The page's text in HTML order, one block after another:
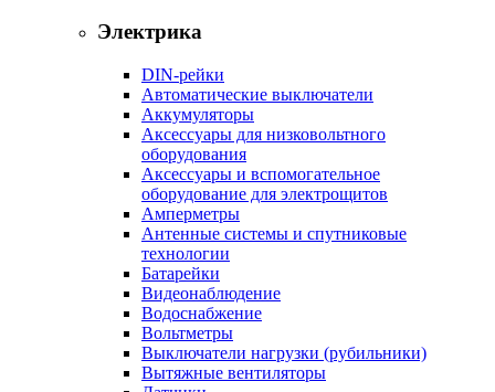
Электрика
DIN-рейки
Автоматические выключатели
Аккумуляторы
Аксессуары для низковольтного
оборудования
Аксессуары и вспомогательное
оборудование для электрощитов
Амперметры
Антенные системы и спутниковые
технологии
Батарейки
Видеонаблюдение
Водоснабжение
Вольтметры
Выключатели нагрузки (рубильники)
Вытяжные вентиляторы